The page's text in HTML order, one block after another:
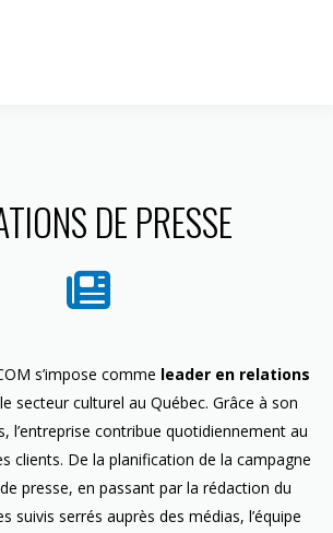
DE PRESSE
s’impose comme leader en relations
secteur culturel au Québec. Grâce à son
l’entreprise contribue quotidiennement au
clients. De la planification de la campagne
presse, en passant par la rédaction du
suivis serrés auprès des médias, l’équipe